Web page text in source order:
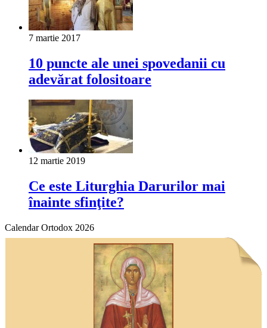
7 martie 2017
10 puncte ale unei spovedanii cu
adevărat folositoare
12 martie 2019
Ce este Liturghia Darurilor mai
înainte sfinţite?
Calendar Ortodox 2026